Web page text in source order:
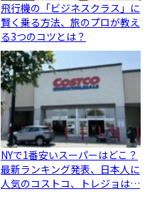
飛行機の「ビジネスクラス」に
賢く乗る方法、旅のプロが教え
る3つのコツとは？
NYで1番安いスーパーはどこ？
最新ランキング発表、日本人に
人気のコストコ、トレジョは…